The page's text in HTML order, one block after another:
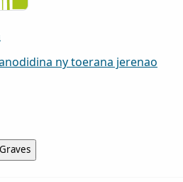
ny toerana jerenao